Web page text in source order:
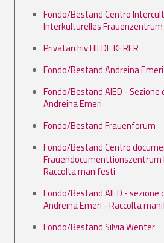
Fondo/Bestand Centro
Interkulturelles
Privatarchiv HILDE KERER
Fondo/Bestand Andreina
Fondo/Bestand AIED - Sezione
Andreina Emeri
Fondo/Bestand Frauenforum
Fondo/Bestand Centro
Frauendocumenttionszentrum
Raccolta manifesti
Fondo/Bestand AIED - sezione
Andreina Emeri - Raccolta
Fondo/Bestand Silvia Wenter